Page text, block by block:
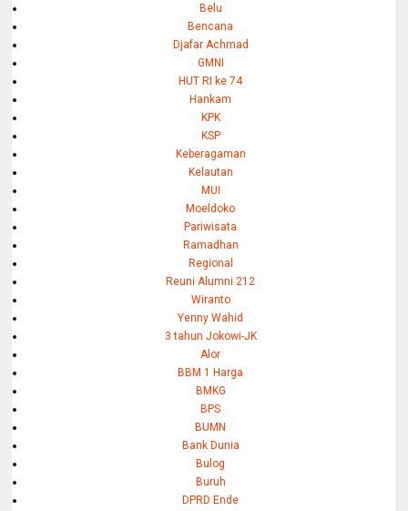
Belu
Bencana
Djafar Achmad
GMNI
HUT RI ke 74
Hankam
KPK
KSP
Keberagaman
Kelautan
MUI
Moeldoko
Pariwisata
Ramadhan
Regional
Reuni Alumni 212
Wiranto
Yenny Wahid
3 tahun Jokowi-JK
Alor
BBM 1 Harga
BMKG
BPS
BUMN
Bank Dunia
Bulog
Buruh
DPRD Ende